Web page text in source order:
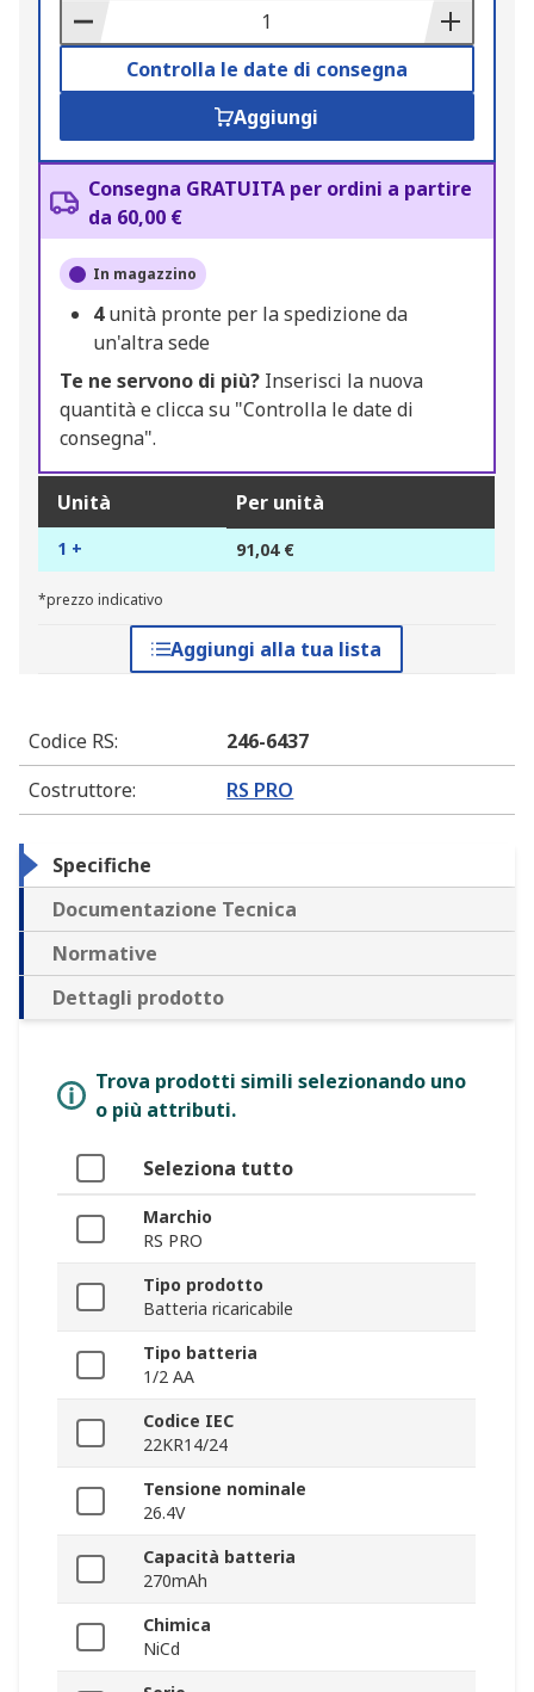
Basket
Controlla le date di consegna
Aggiungi
Consegna GRATUITA per ordini a partire
da 60,00 €
In magazzino
4unità pronte per la spedizione da
un'altra sede
Te ne servono di più? Inserisci la nuova
quantità e clicca su "Controlla le date di
consegna".
Unità Per unità
1 + 91,04 €
*prezzo indicativo
Aggiungi alla tua lista
Codice RS:
246-6437
Costruttore: RS PRO
Specifiche
Documentazione Tecnica
Normative
Dettagli prodotto
Trova prodotti simili selezionando uno
o più attributi.
Seleziona tutto
Marchio
RS PRO
Tipo prodotto
Batteria ricaricabile
Tipo batteria
1/2 AA
Codice IEC
22KR14/24
Tensione nominale
26.4V
Capacità batteria
270mAh
Chimica
NiCd